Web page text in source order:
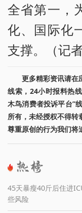
全省第一，
化、国际化
支撑。（记
更多精彩资讯请在
线索，24小时报料热
木鸟消费者投诉平台”
所有，未经授权不得
尊重原创的行为我们将
45天暴瘦40斤后住进
些风险